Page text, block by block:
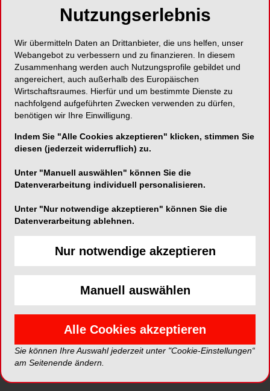
MÜNCHEN 06.11.2024
GBT Hands-On Coaching
INTENSIV
Swiss Dental Academy Website
sda@ems-ch.de
Tel: +498942716140
EVENT*
Anmelden
Jetzt anmelden
*Die Beiträge in dieser Rubrik stammen von den Anbietern und
Nutzungserlebnis
Wir übermitteln Daten an Drittanbieter, die uns helfen, unser
Webangebot zu verbessern und zu finanzieren. In diesem
Zusammenhang werden auch Nutzungsprofile gebildet und
angereichert, auch außerhalb des Europäischen
Wirtschaftsraumes. Hierfür und um bestimmte Dienste zu
nachfolgend aufgeführten Zwecken verwenden zu dürfen,
benötigen wir Ihre Einwilligung.
Indem Sie "Alle Cookies akzeptieren" klicken, stimmen Sie
diesen (jederzeit widerruflich) zu.
Unter "Manuell auswählen" können Sie die
Datenverarbeitung individuell personalisieren.
Unter "Nur notwendige akzeptieren" können Sie die
Datenverarbeitung ablehnen.
Nur notwendige akzeptieren
Manuell auswählen
Alle Cookies akzeptieren
Sie können Ihre Auswahl jederzeit unter "Cookie-Einstellungen“
am Seitenende ändern.